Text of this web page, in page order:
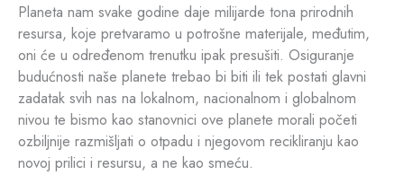
Planeta nam svake godine daje milijarde tona prirodnih
resursa, koje pretvaramo u potrošne materijale, međutim,
oni će u određenom trenutku ipak presušiti. Osiguranje
budućnosti naše planete trebao bi biti ili tek postati glavni
zadatak svih nas na lokalnom, nacionalnom i globalnom
nivou te bismo kao stanovnici ove planete morali početi
ozbiljnije razmišljati o otpadu i njegovom recikliranju kao
novoj prilici i resursu, a ne kao smeću.